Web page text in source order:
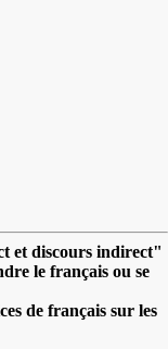
et discours indirect"
le français ou se
de français sur les